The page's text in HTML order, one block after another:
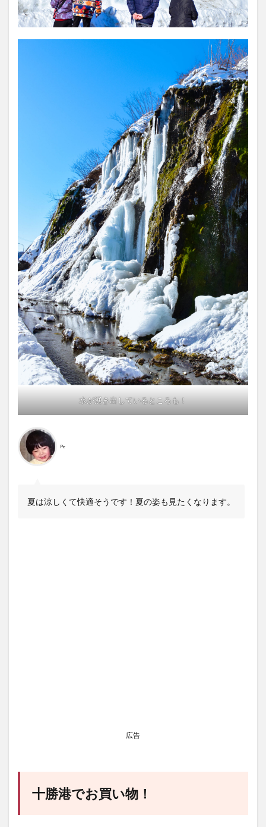
水が湧き出しているところも！
Pe
夏は涼しくて快適そうです！夏の姿も見たくなります。
広告
十勝港でお買い物！